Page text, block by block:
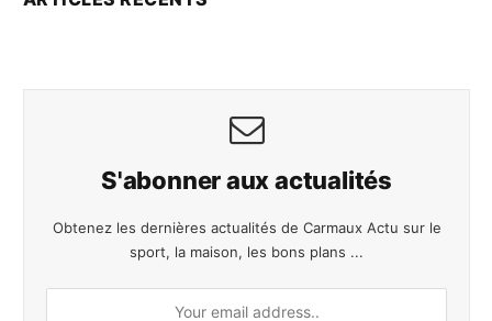
S'abonner aux actualités
Obtenez les dernières actualités de Carmaux Actu sur le
sport, la maison, les bons plans ...